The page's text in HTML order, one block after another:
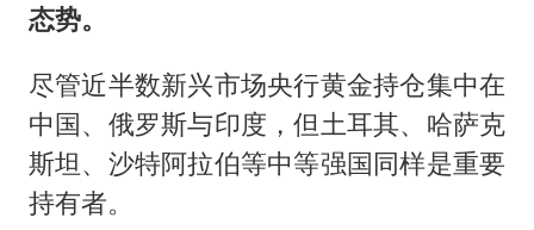
态势。
尽管近半数新兴市场央行黄金持仓集中在
中国、俄罗斯与印度，但土耳其、哈萨克
斯坦、沙特阿拉伯等中等强国同样是重要
持有者。